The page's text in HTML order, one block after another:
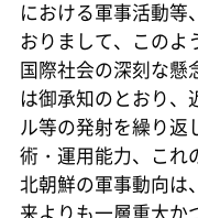
における軍事活動等
おりまして、このよ
国際社会の深刻な懸
は御承知のとおり、
ル等の発射を繰り返
術・運用能力、これ
北朝鮮の軍事動向は
来よりも一層重大か